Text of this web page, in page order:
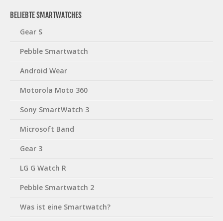
BELIEBTE SMARTWATCHES
Gear S
Pebble Smartwatch
Android Wear
Motorola Moto 360
Sony SmartWatch 3
Microsoft Band
Gear 3
LG G Watch R
Pebble Smartwatch 2
Was ist eine Smartwatch?